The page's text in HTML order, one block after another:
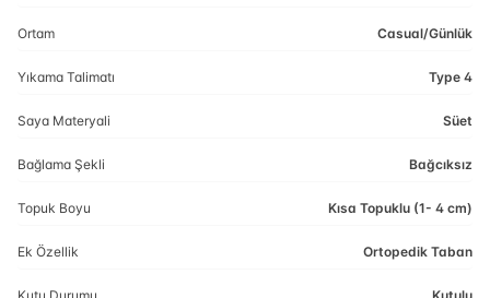
Ortam Casual/Günlük
Yıkama Talimatı Type 4
Saya Materyali Süet
Bağlama Şekli Bağcıksız
Topuk Boyu Kısa Topuklu (1- 4 cm)
Ek Özellik Ortopedik Taban